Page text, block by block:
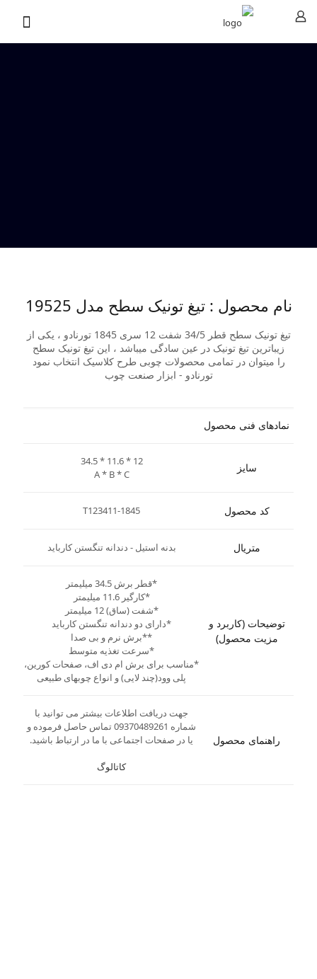
نام محصول : تیغ تونیک سطح مدل 19525
تیغ تونیک سطح قطر 34/5 شفت 12 سری 1845 تورنادو ، یکی از
زیباترین تیغ تونیک در عین سادگی میباشد ، این تیغ تونیک سطح
را میتوان در تمامی محصولات چوبی طرح کلاسیک انتخاب نمود
تورنادو - ابزار صنعت چوب
نمادهای فنی محصول
سایز
34.5 * 11.6 * 12
A * B * C
کد محصول T123411-1845
متریال بدنه استیل - دندانه تنگستن کارباید
توضیحات (کاربرد و
مزیت محصول)
*قطر برش 34.5 میلیمتر
*کارگیر 11.6 میلیمتر
*شفت (ساق) 12 میلیمتر
*دارای دو دندانه تنگستن کارباید
**برش نرم و بی صدا
*سرعت تغذیه متوسط
*مناسب برای برش ام دی اف، صفحات کورین،
پلی وود(چند لایی) و انواع چوبهای طبیعی
راهنمای محصول
جهت دریافت اطلاعات بیشتر می توانید با
شماره 09370489261 تماس حاصل فرموده و
یا در صفحات اجتماعی با ما در ارتباط باشید.
کاتالوگ